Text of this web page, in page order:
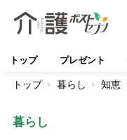
トップ プレゼント
トップ 暮らし 知恵
暮らし